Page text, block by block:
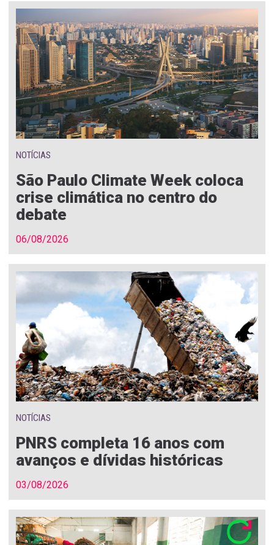
NOTÍCIAS
São Paulo Climate Week coloca
crise climática no centro do
debate
06/08/2026
NOTÍCIAS
PNRS completa 16 anos com
avanços e dívidas históricas
03/08/2026